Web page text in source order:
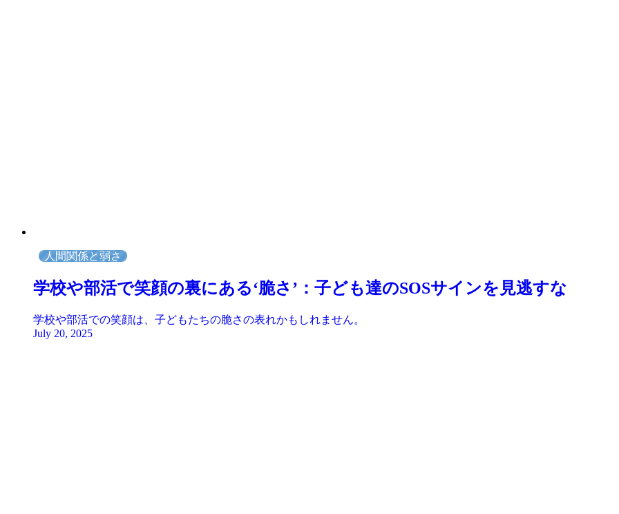
人間関係と弱さ
学校や部活で笑顔の裏にある‘脆さ’：子ども達のSOSサインを見逃すな
学校や部活での笑顔は、子どもたちの脆さの表れかもしれません。
July 20, 2025